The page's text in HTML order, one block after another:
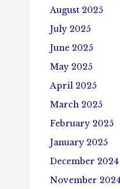
August 2025
July 2025
June 2025
May 2025
April 2025
March 2025
February 2025
January 2025
December 2024
November 2024